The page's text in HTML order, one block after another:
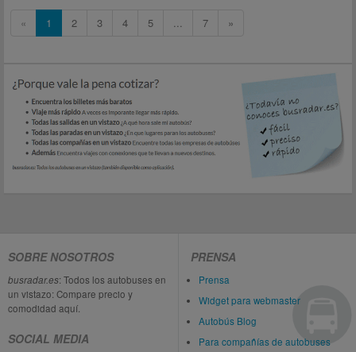
« 1 2 3 4 5 ... 7 »
SOBRE NOSOTROS
busradar.es: Todos los autobuses en
un vistazo: Compare precio y
comodidad aquí.
SOCIAL MEDIA
PRENSA
Prensa
Widget para webmaster
Autobús Blog
Para compañías de autobuses